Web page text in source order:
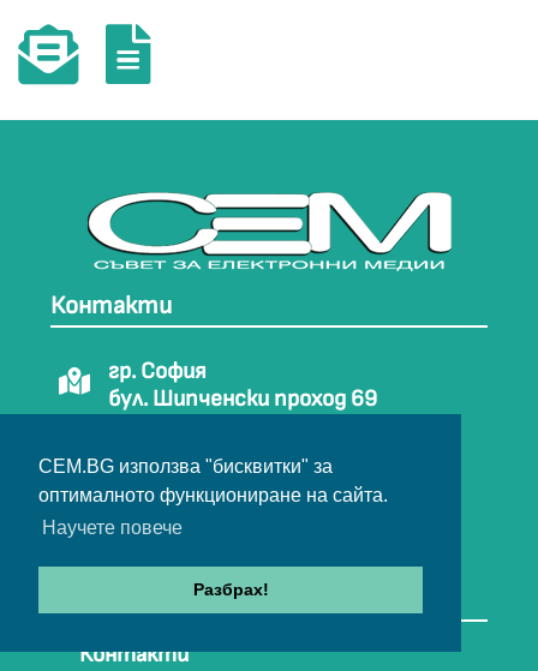
CEM.BG използва "бисквитки" за
оптималното функциониране на сайта.
Научете повече
Разбрах!
Контакти
гр. София
бул. Шипченски проход 69
Тел: 02/ 9708810
Тел: 02/ 9708812
E-mail:
Полезни връзки
Контакти